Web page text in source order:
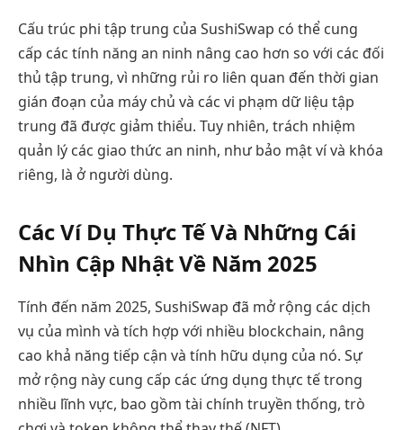
Cấu trúc phi tập trung của SushiSwap có thể cung
cấp các tính năng an ninh nâng cao hơn so với các đối
thủ tập trung, vì những rủi ro liên quan đến thời gian
gián đoạn của máy chủ và các vi phạm dữ liệu tập
trung đã được giảm thiểu. Tuy nhiên, trách nhiệm
quản lý các giao thức an ninh, như bảo mật ví và khóa
riêng, là ở người dùng.
Các Ví Dụ Thực Tế Và Những Cái
Nhìn Cập Nhật Về Năm 2025
Tính đến năm 2025, SushiSwap đã mở rộng các dịch
vụ của mình và tích hợp với nhiều blockchain, nâng
cao khả năng tiếp cận và tính hữu dụng của nó. Sự
mở rộng này cung cấp các ứng dụng thực tế trong
nhiều lĩnh vực, bao gồm tài chính truyền thống, trò